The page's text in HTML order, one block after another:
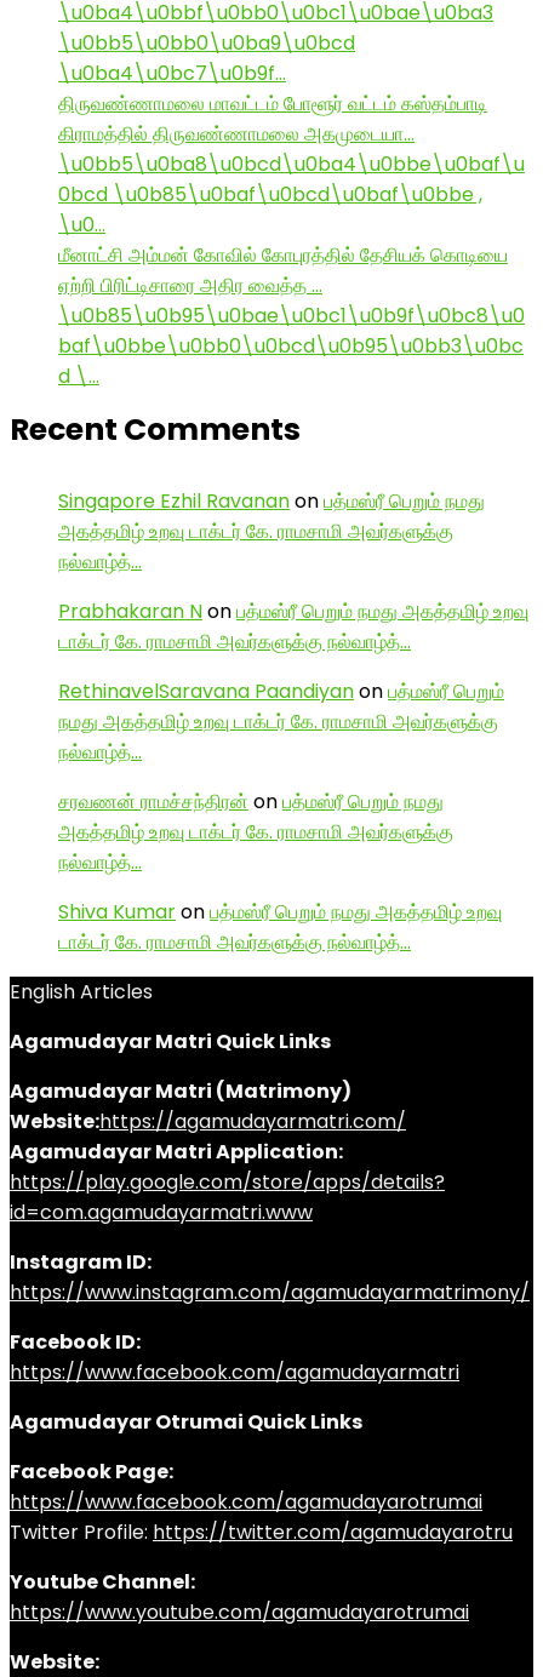
\u0ba4\u0bbf\u0bb0\u0bc1\u0bae\u0ba3
\u0bb5\u0bb0\u0ba9\u0bcd
\u0ba4\u0bc7\u0b9f…
திருவண்ணாமலை மாவட்டம் போளூர் வட்டம் கஸ்தம்பாடி
கிராமத்தில் திருவண்ணாமலை அகமுடையா…
\u0bb5\u0ba8\u0bcd\u0ba4\u0bbe\u0baf\u
0bcd \u0b85\u0baf\u0bcd\u0baf\u0bbe ,
\u0…
மீனாட்சி அம்மன் கோவில் கோபுரத்தில் தேசியக் கொடியை
ஏற்றி பிரிட்டிசாரை அதிர வைத்த …
\u0b85\u0b95\u0bae\u0bc1\u0b9f\u0bc8\u0
baf\u0bbe\u0bb0\u0bcd\u0b95\u0bb3\u0bc
d \…
Recent Comments
Singapore Ezhil Ravananonபத்மஸ்ரீ பெறும் நமது
அகத்தமிழ் உறவு டாக்டர் கே. ராமசாமி அவர்களுக்கு
நல்வாழ்த்…
Prabhakaran Nonபத்மஸ்ரீ பெறும் நமது அகத்தமிழ் உறவு
டாக்டர் கே. ராமசாமி அவர்களுக்கு நல்வாழ்த்…
RethinavelSaravana Paandiyanonபத்மஸ்ரீ பெறும்
நமது அகத்தமிழ் உறவு டாக்டர் கே. ராமசாமி அவர்களுக்கு
நல்வாழ்த்…
சரவணன் ராமச்சந்திரன் onபத்மஸ்ரீ பெறும் நமது
அகத்தமிழ் உறவு டாக்டர் கே. ராமசாமி அவர்களுக்கு
நல்வாழ்த்…
Shiva Kumaronபத்மஸ்ரீ பெறும் நமது அகத்தமிழ் உறவு
டாக்டர் கே. ராமசாமி அவர்களுக்கு நல்வாழ்த்…
English Articles
Agamudayar Matri Quick Links
Agamudayar Matri (Matrimony)
Website:https://agamudayarmatri.com/
Agamudayar Matri Application:
https://play.google.com/store/apps/details?
id=com.agamudayarmatri.www
Instagram ID:
https://www.instagram.com/agamudayarmatrimony/
Facebook ID:
https://www.facebook.com/agamudayarmatri
Agamudayar Otrumai Quick Links
Facebook Page:
https://www.facebook.com/agamudayarotrumai
Twitter Profile: https://twitter.com/agamudayarotru
Youtube Channel:
https://www.youtube.com/agamudayarotrumai
Website: